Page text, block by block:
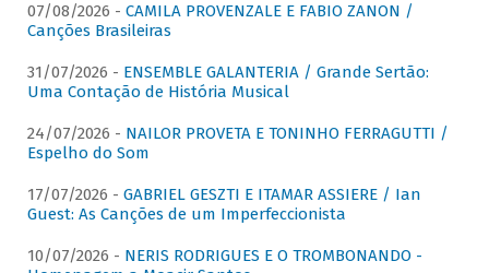
07/08/2026 - CAMILA PROVENZALE E FABIO ZANON /
Canções Brasileiras
31/07/2026 - ENSEMBLE GALANTERIA / Grande Sertão:
Uma Contação de História Musical
24/07/2026 - NAILOR PROVETA E TONINHO FERRAGUTTI /
Espelho do Som
17/07/2026 - GABRIEL GESZTI E ITAMAR ASSIERE / Ian
Guest: As Canções de um Imperfeccionista
10/07/2026 - NERIS RODRIGUES E O TROMBONANDO -